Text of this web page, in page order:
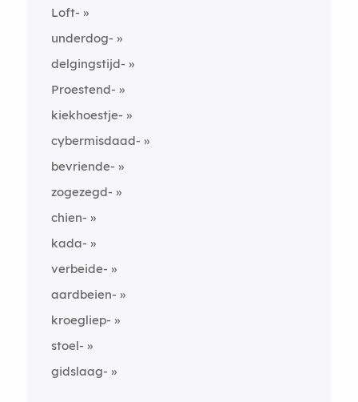
Loft-
underdog-
delgingstijd-
Proestend-
kiekhoestje-
cybermisdaad-
bevriende-
zogezegd-
chien-
kada-
verbeide-
aardbeien-
kroegliep-
stoel-
gidslaag-